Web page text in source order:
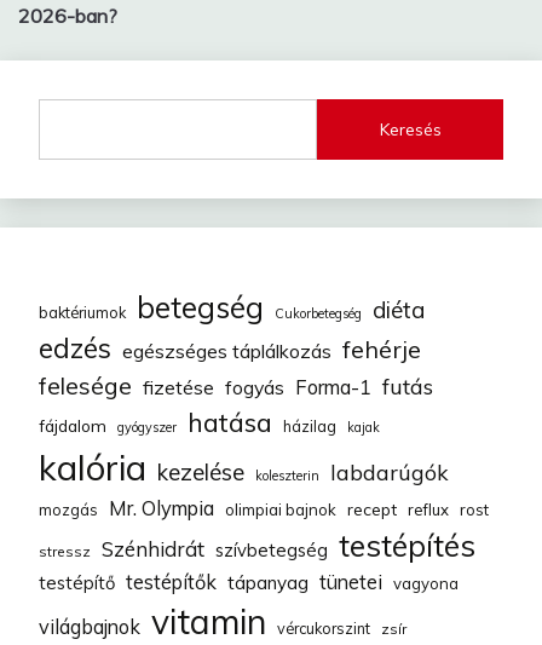
2026-ban?
Keresés
baktériumok betegség Cukorbetegség diéta
edzés egészséges táplálkozás fehérje
felesége fizetése fogyás Forma-1 futás
fájdalom gyógyszer hatása házilag kajak
kalória kezelése koleszterin labdarúgók
mozgás Mr. Olympia olimpiai bajnok recept reflux rost
stressz Szénhidrát szívbetegség testépítés
testépítő testépítők tápanyag tünetei vagyona
világbajnok vitamin vércukorszint zsír